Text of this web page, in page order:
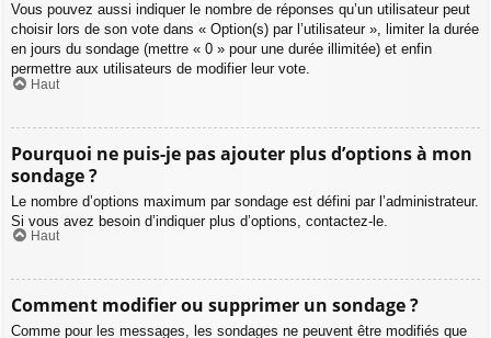
Vous pouvez aussi indiquer le nombre de réponses qu’un utilisateur peut
choisir lors de son vote dans « Option(s) par l’utilisateur », limiter la durée
en jours du sondage (mettre « 0 » pour une durée illimitée) et enfin
permettre aux utilisateurs de modifier leur vote.
Haut
Pourquoi ne puis-je pas ajouter plus d’options à mon
sondage ?
Le nombre d’options maximum par sondage est défini par l’administrateur.
Si vous avez besoin d’indiquer plus d’options, contactez-le.
Haut
Comment modifier ou supprimer un sondage ?
Comme pour les messages, les sondages ne peuvent être modifiés que